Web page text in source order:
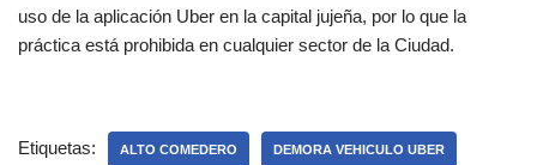
uso de la aplicación Uber en la capital jujeña, por lo que la
práctica está prohibida en cualquier sector de la Ciudad.
Etiquetas: ALTO COMEDERO DEMORA VEHICULO UBER